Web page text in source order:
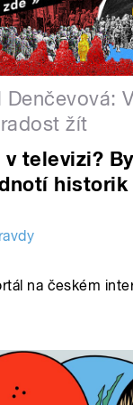
Denčevová:
žít
televizi?
historik
na českém